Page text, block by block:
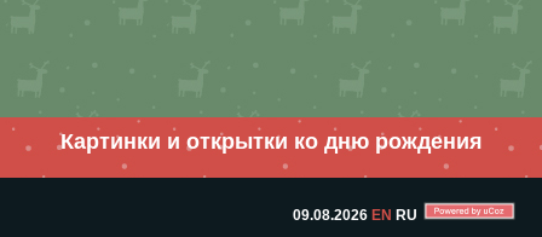
Картинки и открытки ко дню рождения
09.08.2026 EN RU